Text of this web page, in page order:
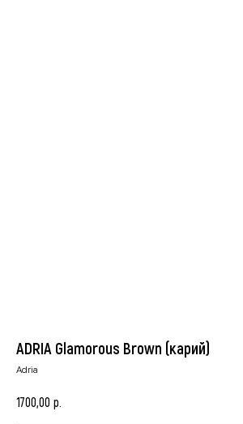
ADRIA Glamorous Brown (карий)
Adria
1700,00 р.